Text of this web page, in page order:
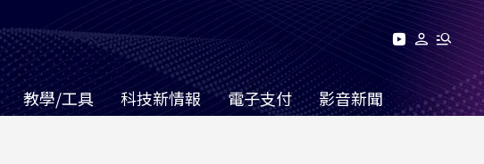
教學/工具 科技新情報 電子支付 影音新聞